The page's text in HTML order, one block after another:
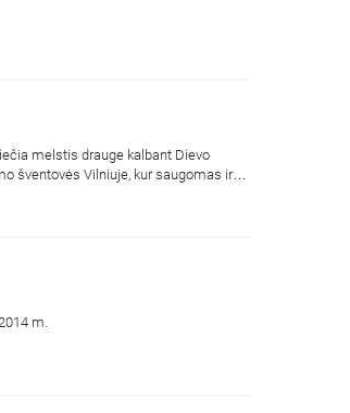
melstis drauge kalbant Dievo
šventovės Vilniuje, kur saugomas ir
m.